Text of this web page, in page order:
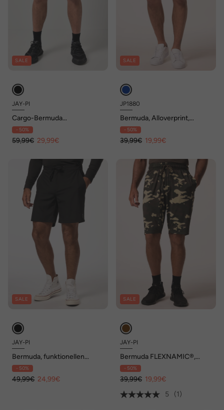
SALE
JAY-PI
Cargo-Bermuda
FLEXNAMIC®, Fitness,
Sweat, bis 7 XL
- 50%
59,99€ 29,99€
SALE
JP1880
Bermuda, Alloverprint,
Elastikbund, bis 8 XL
- 50%
39,99€ 19,99€
SALE
JAY-PI
Bermuda, funktionellen
Stretch Jersey, Elastikbund,
UV-Schutz 45+
- 50%
49,99€ 24,99€
SALE
JAY-PI
Bermuda FLEXNAMIC®,
Fitness, QuickDry,
Camouflage, bis 7 XL
- 50%
39,99€ 19,99€
5
(1)